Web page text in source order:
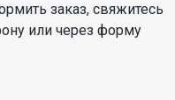
заказ, свяжитесь
или через форму